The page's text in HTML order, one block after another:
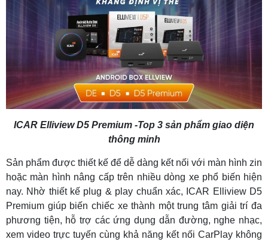
ICAR Elliview D5 Premium -Top 3 sản phẩm giao diện
thông minh
Sản phẩm được thiết kế để dễ dàng kết nối với màn hình zin
hoặc màn hình nâng cấp trên nhiều dòng xe phổ biến hiện
nay. Nhờ thiết kế plug & play chuẩn xác, ICAR Elliview D5
Premium giúp biến chiếc xe thành một trung tâm giải trí đa
phương tiện, hỗ trợ các ứng dụng dẫn đường, nghe nhạc,
xem video trực tuyến cùng khả năng kết nối CarPlay không